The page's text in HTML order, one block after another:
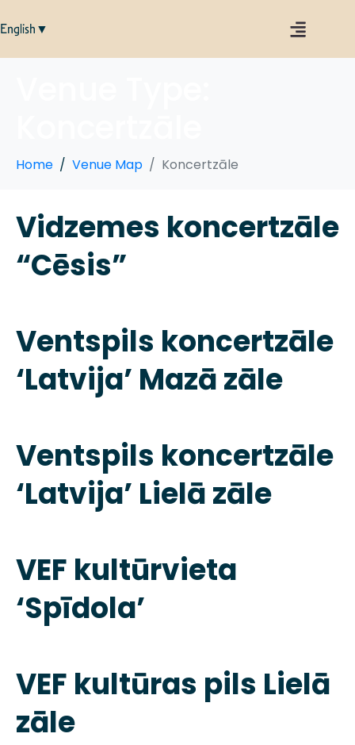
English▼
Home Venue Map Koncertzāle
Vidzemes koncertzāle
“Cēsis”
Ventspils koncertzāle
‘Latvija’ Mazā zāle
Ventspils koncertzāle
‘Latvija’ Lielā zāle
VEF kultūrvieta
‘Spīdola’
VEF kultūras pils Lielā
zāle